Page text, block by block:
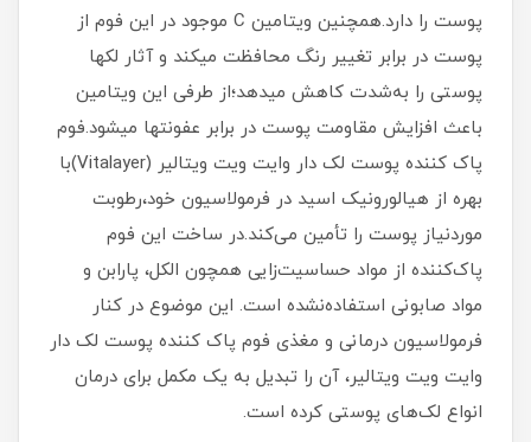
پوست را دارد.همچنین ویتامین C موجود در این فوم از
پوست در برابر تغییر رنگ محافظت میکند و آثار لکها
پوستی را به‌شدت کاهش میدهد؛از طرفی این ویتامین
باعث افزایش مقاومت پوست در برابر عفونتها میشود.فوم
پاک کننده پوست لک دار وایت ویت ویتالیر (Vitalayer)با
بهره از هیالورونیک اسید در فرمولاسیون خود،رطوبت
موردنیاز پوست را تأمین می‌کند.در ساخت این فوم
پاک‌کننده از مواد حساسیت‌زایی همچون الکل، پارابن و
مواد صابونی استفاده‌نشده است. این موضوع در کنار
فرمولاسیون درمانی و مغذی فوم پاک کننده پوست لک دار
وایت ویت ویتالیر، آن را تبدیل به یک مکمل برای درمان
انواع لک‌های پوستی کرده است.